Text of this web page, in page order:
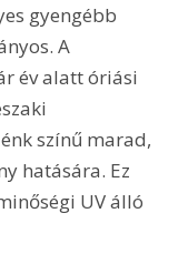
gyengébb
A
év alatt óriási
színű marad,
hatására. Ez
UV álló